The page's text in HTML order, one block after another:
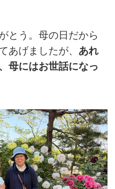
とう。母の日だから
あげましたが、 あれ
母にはお世話になっ